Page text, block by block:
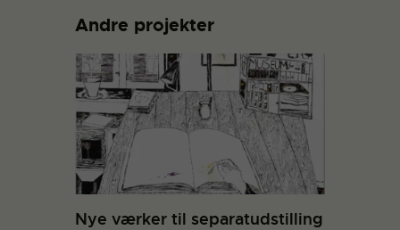
Andre projekter
Nye værker til separatudstilling